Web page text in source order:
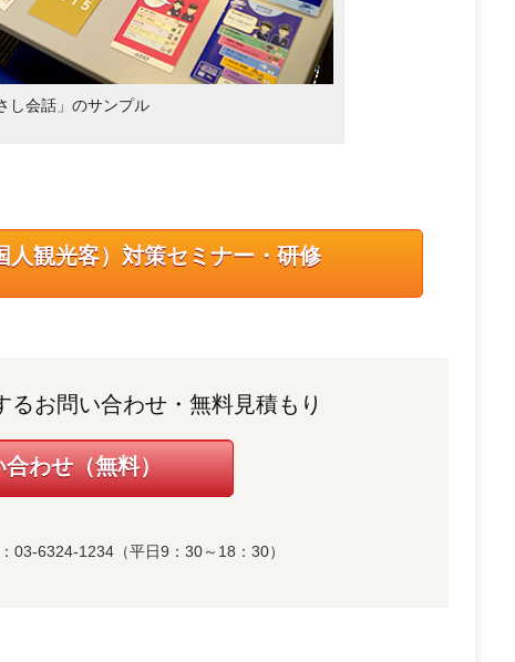
し会話」のサンプル
人観光客）対策セミナー・研修
るお問い合わせ・無料見積もり
合わせ（無料）
03-6324-1234（平日9：30～18：30）